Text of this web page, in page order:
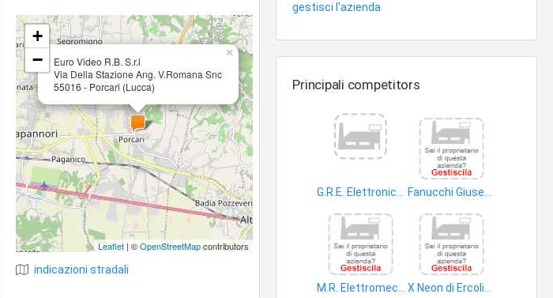
Euro Video R.B. S.r.l
Via Della Stazione Ang. V.Romana Snc
55016 - Porcari (Lucca)
×
+
−
Leaflet| ©OpenStreetMapcontributors
indicazioni stradali
gestisci l'azienda
Principali competitors